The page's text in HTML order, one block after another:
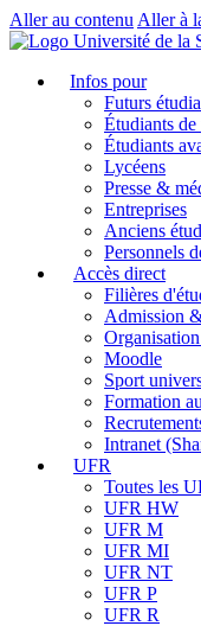
Aller au contenu Aller à
Infos pour
Futurs
Étudiants de
Étudiants
Lycéens
Presse &
Entreprises
Anciens
Personnels
Accès direct
Filières
Admission
Moodle
Sport
Formation
Intranet
UFR
Toutes les
UFR HW
UFR M
UFR MI
UFR NT
UFR P
UFR R